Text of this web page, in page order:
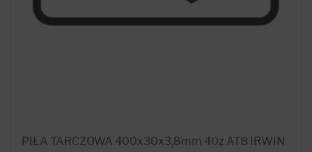
PIŁA TARCZOWA 400x30x3,8mm 40z ATB IRWIN